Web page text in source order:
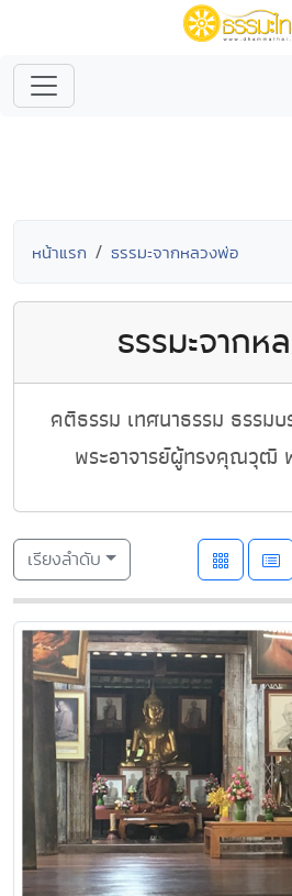
หน้าแรก ธรรมะจากหลวงพ่อ
ธรรมะจาก
คติธรรม เทศนาธรรม ธรรม
พระอาจารย์ผู้ทรงคุณวุฒิ
เรียงลำดับ